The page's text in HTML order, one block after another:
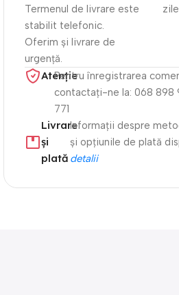
Termenul de livrare este
stabilit telefonic.
Oferim și livrare de
urgență.
zile
Atenție​
Pentru înregistrarea
contactați-ne la: 068 898
771
Livrare
și
plată
Informații despre
și opțiunile de plată
detalii